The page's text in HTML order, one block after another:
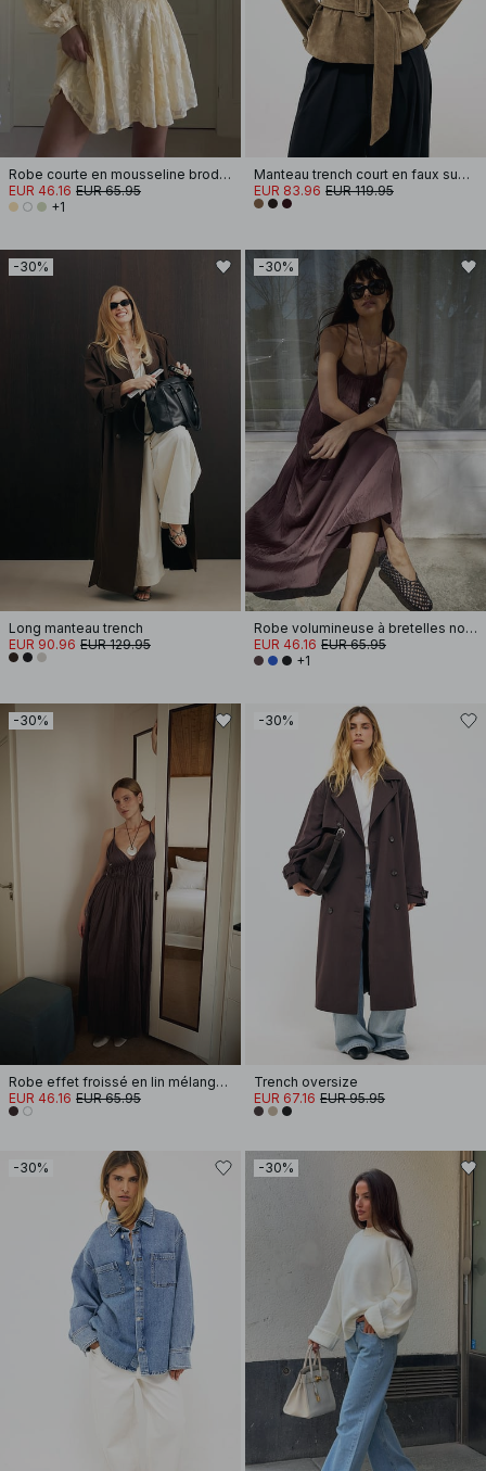
Robe courte en mousseline brodée à manches longues
EUR 46.16 EUR 65.95
+1
Manteau trench court en faux suède
EUR 83.96 EUR 119.95
-30%
Long manteau trench
EUR 90.96 EUR 129.95
-30%
Robe volumineuse à bretelles nouées
EUR 46.16 EUR 65.95
+1
-30%
Robe effet froissé en lin mélangé à bretelles amples
EUR 46.16 EUR 65.95
-30%
Trench oversize
EUR 67.16 EUR 95.95
-30% -30%